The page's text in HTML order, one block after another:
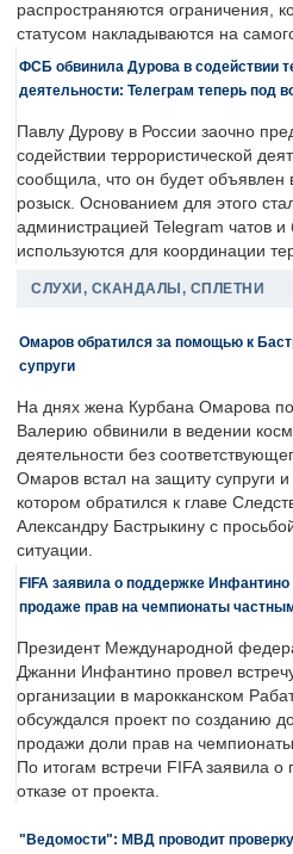
распространяются ограничения,
статусом накладываются на
ФСБ обвинила Дурова в содействии
деятельности: Телеграм теперь под
Павлу Дурову в России заочно
содействии террористической
сообщила, что он будет
розыск. Основанием для этого
администрацией Telegram чатов и
используются для координации
СЛУХИ, СКАНДАЛЫ, СПЛЕТНИ
Омаров обратился за помощью к
супруги
На днях жена Курбана Омарова
Валерию обвинили в ведении
деятельности без
Омаров встал на защиту супруги
котором обратился к главе
Александру Бастрыкину с
ситуации.
FIFA заявила о поддержке Инфантино
продаже прав на чемпионаты
Президент Международной
Джанни Инфантино провел
организации в марокканском
обсуждался проект по созданию
продажи доли прав на
По итогам встречи FIFA заявила
отказе от проекта.
"Ведомости": МВД проводит проверку